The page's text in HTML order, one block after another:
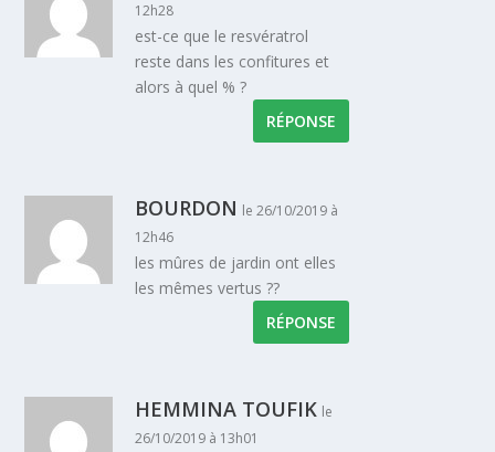
12h28
est-ce que le resvératrol
reste dans les confitures et
alors à quel % ?
RÉPONSE
BOURDON le 26/10/2019 à
12h46
les mûres de jardin ont elles
les mêmes vertus ??
RÉPONSE
HEMMINA TOUFIK le
26/10/2019 à 13h01